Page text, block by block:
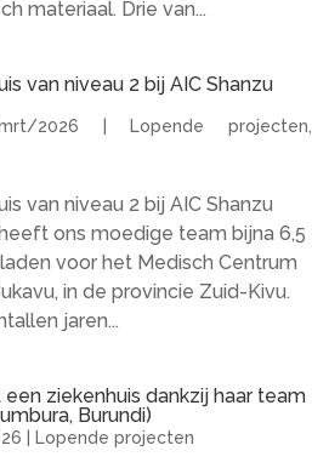
materiaal. Drie van...
van niveau 2 bij AIC Shanzu
2026 Lopende projecten
van niveau 2 bij AIC Shanzu
ons moedige team bijna 6,5
voor het Medisch Centrum
in de provincie Zuid-Kivu.
jaren...
ziekenhuis dankzij haar team
Burundi)
Lopende projecten